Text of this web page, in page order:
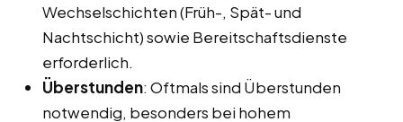
Wechselschichten (Früh-, Spät- und
Nachtschicht) sowie Bereitschaftsdienste
erforderlich.
Überstunden: Oftmals sind Überstunden
notwendig, besonders bei hohem